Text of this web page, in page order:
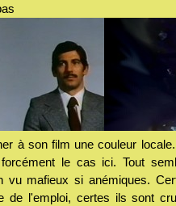
à son film une couleur
le cas ici. Tout
vu mafieux si anémiques.
de l'emploi, certes ils sont